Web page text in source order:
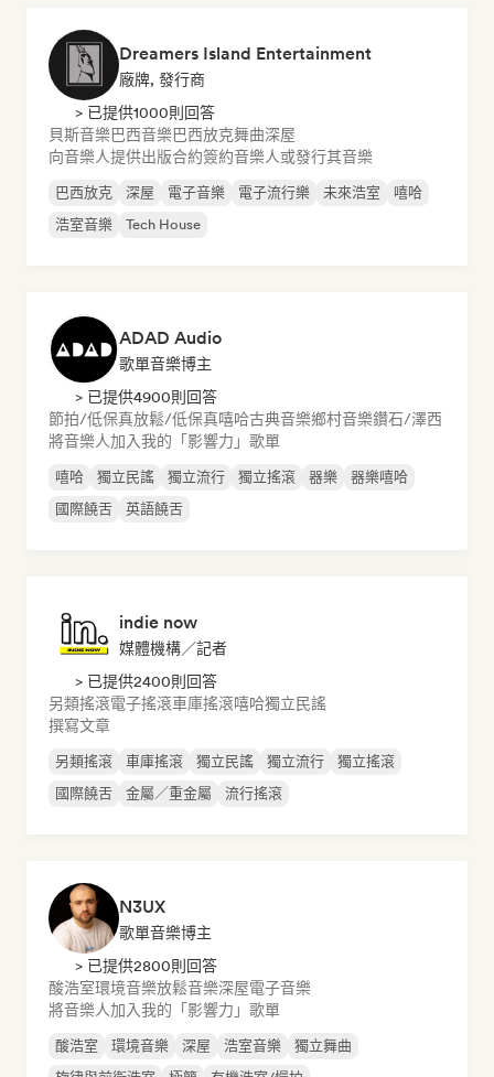
Dreamers Island Entertainment
廠牌, 發行商
> 已提供1000則回答
貝斯音樂巴西音樂巴西放克舞曲深屋
向音樂人提供出版合約簽約音樂人或發行其音樂
巴西放克 深屋 電子音樂 電子流行樂 未來浩室
嘻哈
浩室音樂
Tech House
ADAD Audio
歌單音樂博主
> 已提供4900則回答
節拍/低保真放鬆/低保真嘻哈古典音樂鄉村音樂鑽石/澤西
將音樂人加入我的「影響力」歌單
嘻哈 獨立民謠 獨立流行 獨立搖滾 器樂
器樂嘻哈
國際饒舌
英語饒舌
indie now
媒體機構／記者
> 已提供2400則回答
另類搖滾電子搖滾車庫搖滾嘻哈獨立民謠
撰寫文章
另類搖滾 車庫搖滾 獨立民謠 獨立流行
獨立搖滾
國際饒舌
金屬／重金屬 流行搖滾
N3UX
歌單音樂博主
> 已提供2800則回答
酸浩室環境音樂放鬆音樂深屋電子音樂
將音樂人加入我的「影響力」歌單
酸浩室 環境音樂 深屋 浩室音樂
獨立舞曲